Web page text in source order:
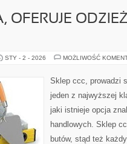
OFERUJE
STY - 2 - 2026 MOŻLIWOŚĆ
Sklep ccc, prowadzi
jeden z najwyższej
jaki istnieje opcja
handlowych. Sklep
butów, stąd też